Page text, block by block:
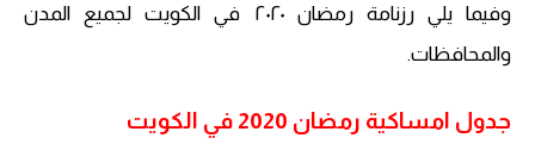
وفيما يلي رزنامة رمضان ٢٠٢٠ في الكويت لجميع المدن
والمحافظات.
جدول امساكية رمضان 2020 في الكويت